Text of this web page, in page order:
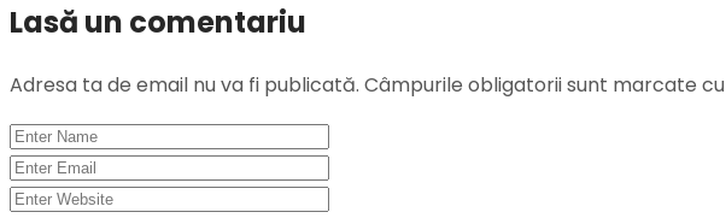
Lasă un comentariu
Adresa ta de email nu va fi publicată. Câmpurile obligatorii sunt marcate cu